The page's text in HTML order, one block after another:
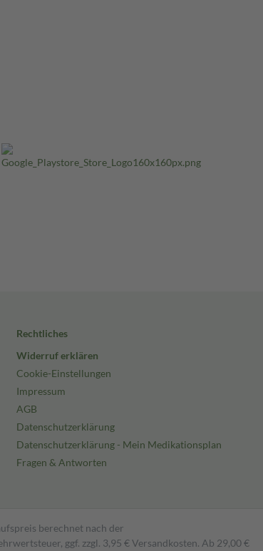
Rechtliches
Widerruf erklären
Cookie-Einstellungen
Impressum
AGB
Datenschutzerklärung
Datenschutzerklärung - Mein Medikationsplan
Fragen & Antworten
berechnet nach der
ggf. zzgl. 3,95 € Versandkosten. Ab 29,00 €